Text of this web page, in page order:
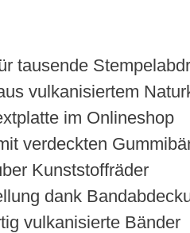
tausende
vulkanisiertem
im Onlineshop
verdeckten
Kunststoffräder
dank
vulkanisierte Bänder